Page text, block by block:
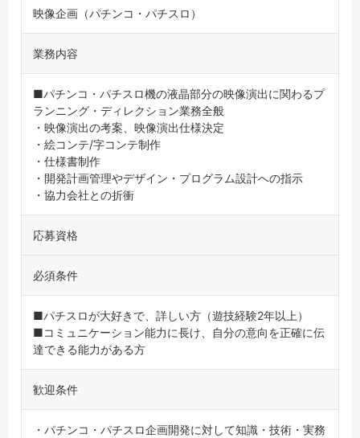
映像企画（パチンコ・パチスロ）
業務内容
■パチンコ・パチスロ機の液晶部分の映像演出に関わるプ
ランニング・ディレクション業務全般
・映像演出の考案、映像演出仕様決定
・絵コンテ/字コンテ制作
・仕様書制作
・開発計画管理やデザイン・プログラム設計への指示
・協力会社との折衝
応募資格
必須条件
■パチスロが大好きで、詳しい方（遊技経験2年以上）
■コミュニケーション能力に長け、自分の意向を正確に伝
達できる能力がある方
歓迎条件
・パチンコ・パチスロ企画開発に対して知識・技術・実務